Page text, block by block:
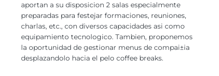
aportan a su disposicion 2 salas especialmente
preparadas para festejar formaciones, reuniones,
charlas, etc., con diversos capacidades asi­ como
equipamiento tecnologico. Tambien, proponemos
la oportunidad de gestionar menus de compai±i­a
desplazandolo hacia el pelo coffee breaks.